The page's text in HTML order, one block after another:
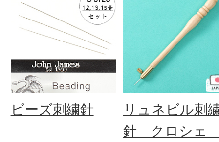
ビーズ刺繍針
リュネビル刺
針 クロシ